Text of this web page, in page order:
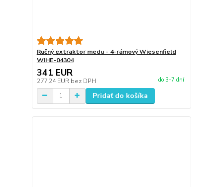
Ručný extraktor medu - 4-rámový Wiesenfield
WIHE-04304
341 EUR
277,24 EUR bez DPH do 3-7 dní
Pridať do košíka